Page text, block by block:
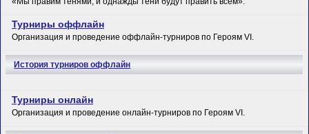
Турниры оффлайн
Организация и проведение оффлайн-турниров по Героям VI.
История турниров оффлайн
Турниры онлайн
Организация и проведение онлайн-турниров по Героям VI.